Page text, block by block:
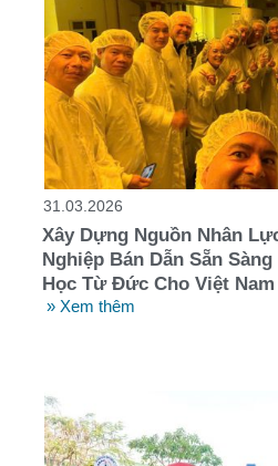
31.03.2026
Xây Dựng Nguồn Nhân
Nghiệp Bán Dẫn Sẵn
Học Từ Đức Cho Việt Nam
» Xem thêm